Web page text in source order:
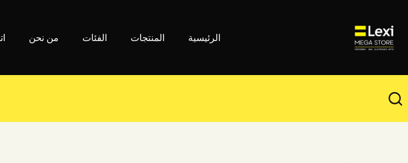
المحتوى
الرئيسية
المنتجات الفئات من نحن